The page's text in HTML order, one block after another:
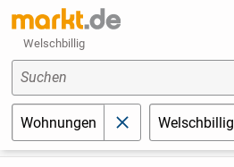
Welschbillig
Suchen
Wohnungen schließenWelschbillig